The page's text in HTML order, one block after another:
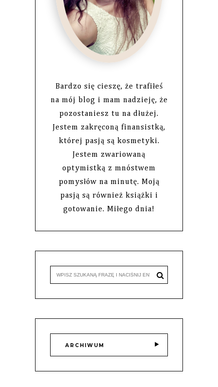
Bardzo się cieszę, że trafiłeś
na mój blog i mam nadzieję, że
pozostaniesz tu na dłużej.
Jestem zakręconą finansistką,
której pasją są kosmetyki.
Jestem zwariowaną
optymistką z mnóstwem
pomysłów na minutę. Moją
pasją są również książki i
gotowanie. Miłego dnia!
ARCHIWUM